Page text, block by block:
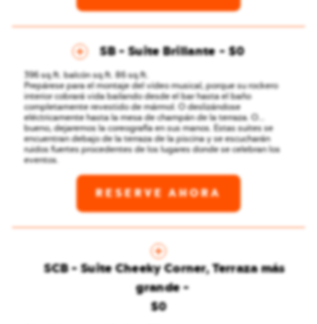
SB - Suite Brillante
396 sq.ft. balcón sq.ft. 86 sq.ft.
Prepárese para el montaje del vídeo musical, porque su rockero
interior cobrará vida bailando desde el bar hasta el baño
completamente revestido de mármol. O deslizándose
eléctricamente hasta la mesa de champán de la terraza. O...
bueno, dejaremos la coreografía en sus manos. Estas suites se
encuentran debajo de la terraza de la piscina y se escucharán
ruidos fuertes procedentes de los lugares donde se celebran los
eventos.
$0
RESERVE AHORA
SCB - Suite Cheeky Corner, Terraza más
grande
$0